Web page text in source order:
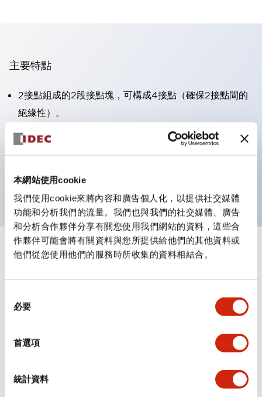
本網站使用cookie
我們使用cookie來將內容和廣告個人化，以提供社交媒體
功能和分析我們的流量。我們也與我們的社交媒體、廣告
和分析合作夥伴分享有關您使用我們網站的資料，這些合
作夥伴可能會將有關資料與您所提供給他們的其他資料或
他們從您使用他們的服務時所收集的資料相結合。
必要
首選項
統計資料
主要特點
2接點組成的2段接點塊，可構成4接點（確保2接點間的
絕緣性）。
面板深度39.9mm（※11段接點塊）、59.9mm（※22段
接點塊）。可實現省空間設計。
防護結構
規格
審美規範
環境規範
功能規格
機械規格